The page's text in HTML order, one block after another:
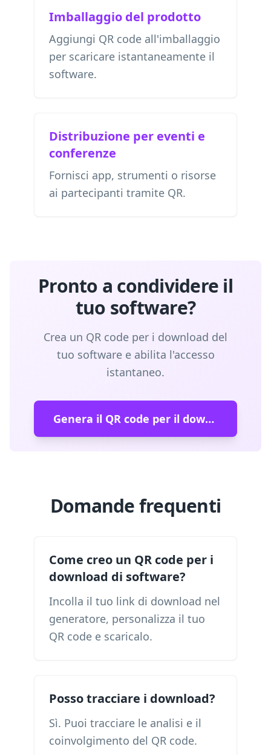
Imballaggio del prodotto
Aggiungi QR code all'imballaggio
per scaricare istantaneamente il
software.
Distribuzione per eventi e
conferenze
Fornisci app, strumenti o risorse
ai partecipanti tramite QR.
Pronto a condividere il
tuo software?
Crea un QR code per i download del
tuo software e abilita l'accesso
istantaneo.
Genera il QR code per il download
Domande frequenti
Come creo un QR code per i
download di software?
Incolla il tuo link di download nel
generatore, personalizza il tuo
QR code e scaricalo.
Posso tracciare i download?
Sì. Puoi tracciare le analisi e il
coinvolgimento del QR code.